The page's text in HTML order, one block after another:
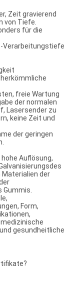
Zeit gravierend
von Tiefe.
für die
Verarbeitungstiefe
freie Wartung
der normalen
Lasersender zu
keine Zeit und
der geringen
Auflösung,
Materialien der
Gummis.
Form,
gesundheitliche